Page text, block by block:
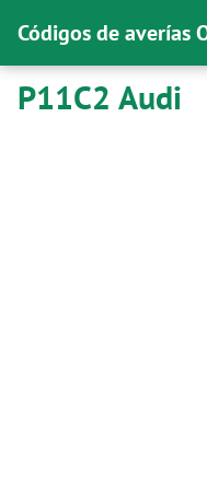
Códigos de averías
P11C2 Audi